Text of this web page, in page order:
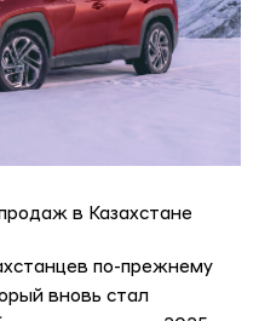
в Казахстане
по-прежнему
вновь стал